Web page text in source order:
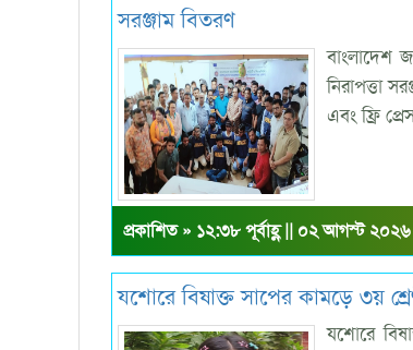
সরঞ্জাম বিতরণ
বাংলাদেশ
নিরাপত্তা
এবং ফ্রি
প্রকাশিত » ১২:৩৮ পূর্বাহ্ণ || ০২ আগস্ট ২০২৬
যশোরে বিষাক্ত সাপের কামড়ে ৩য়
যশোরে